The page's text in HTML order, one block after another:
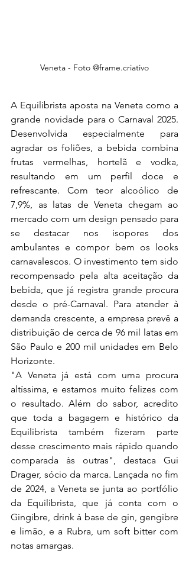
Veneta - Foto @frame.criativo
A Equilibrista aposta na Veneta como a
grande novidade para o Carnaval 2025.
Desenvolvida especialmente para
agradar os foliões, a bebida combina
frutas vermelhas, hortelã e vodka,
resultando em um perfil doce e
refrescante. Com teor alcoólico de
7,9%, as latas de Veneta chegam ao
mercado com um design pensado para
se destacar nos isopores dos
ambulantes e compor bem os looks
carnavalescos. O investimento tem sido
recompensado pela alta aceitação da
bebida, que já registra grande procura
desde o pré-Carnaval. Para atender à
demanda crescente, a empresa prevê a
distribuição de cerca de 96 mil latas em
São Paulo e 200 mil unidades em Belo
Horizonte.
"A Veneta já está com uma procura
altíssima, e estamos muito felizes com
o resultado. Além do sabor, acredito
que toda a bagagem e histórico da
Equilibrista também fizeram parte
desse crescimento mais rápido quando
comparada às outras", destaca Gui
Drager, sócio da marca. Lançada no fim
de 2024, a Veneta se junta ao portfólio
da Equilibrista, que já conta com o
Gingibre, drink à base de gin, gengibre
e limão, e a Rubra, um soft bitter com
notas amargas.